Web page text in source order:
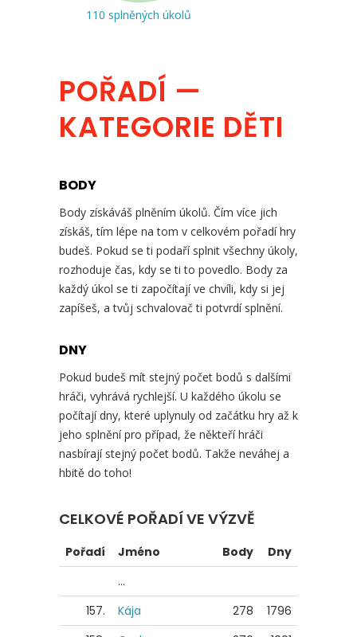
110 splněných úkolů
POŘADÍ —
KATEGORIE DĚTI
BODY
Body získáváš plněním úkolů. Čím více jich
získáš, tím lépe na tom v celkovém pořadí hry
budeš. Pokud se ti podaří splnit všechny úkoly,
rozhoduje čas, kdy se ti to povedlo. Body za
každý úkol se ti započítají ve chvíli, kdy si jej
zapíšeš, a tvůj schvalovač ti potvrdí splnění.
DNY
Pokud budeš mít stejný počet bodů s dalšími
hráči, vyhrává rychlejší. U každého úkolu se
počítají dny, které uplynuly od začátku hry až k
jeho splnění pro případ, že někteří hráči
nasbírají stejný počet bodů. Takže neváhej a
hbitě do toho!
CELKOVÉ POŘADÍ VE VÝZVĚ
Pořadí Jméno Body
Dny
...
157.
Kája 278
1796